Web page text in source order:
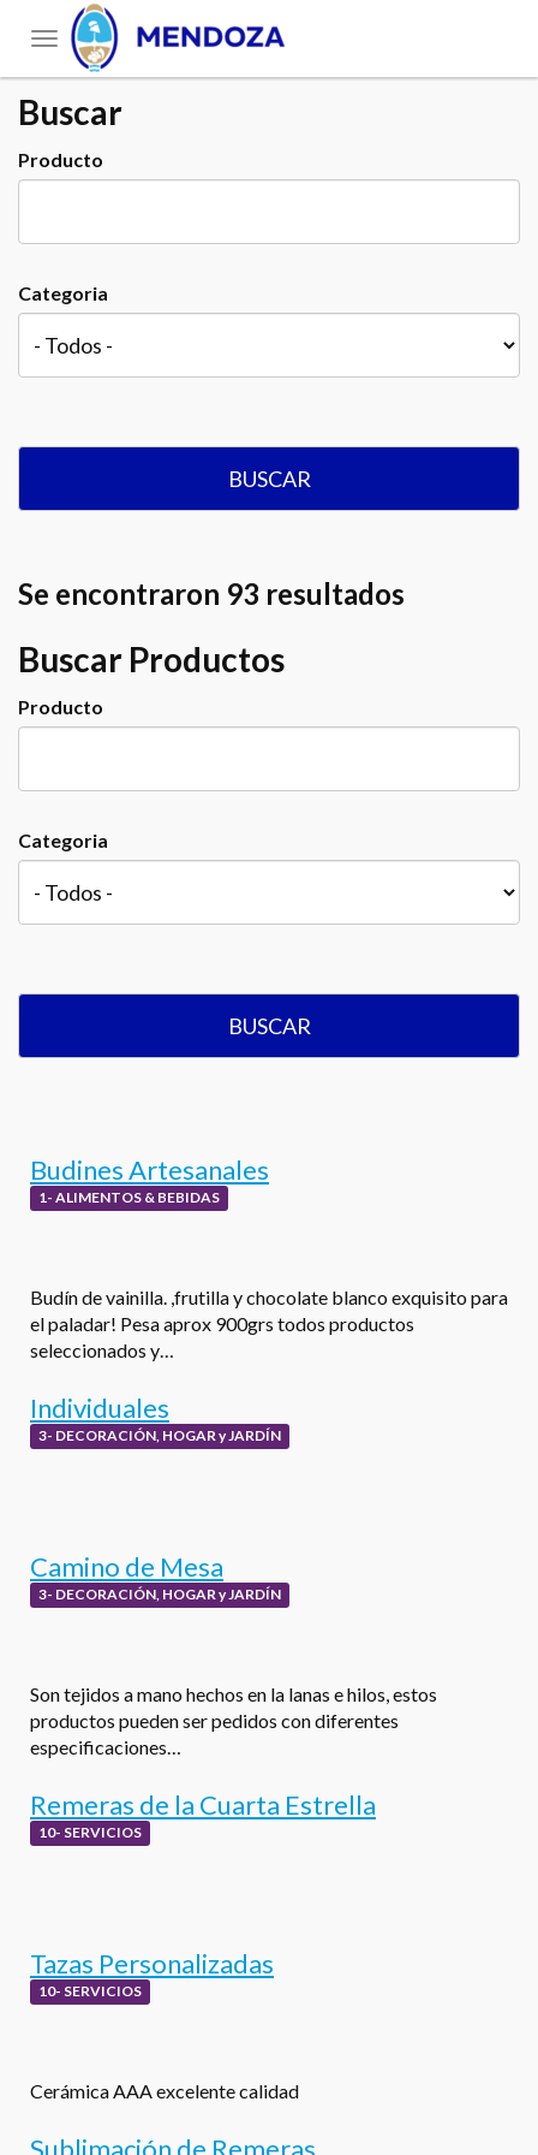
Toggle
navigation
Buscar
Producto
Categoria
BUSCAR
Se encontraron 93 resultados
Buscar Productos
Producto
Categoria
BUSCAR
Budines Artesanales
1- ALIMENTOS & BEBIDAS
Budín de vainilla. ,frutilla y chocolate blanco exquisito para
el paladar! Pesa aprox 900grs todos productos
seleccionados y…
Individuales
3- DECORACIÓN, HOGAR y JARDÍN
Camino de Mesa
3- DECORACIÓN, HOGAR y JARDÍN
Son tejidos a mano hechos en la lanas e hilos, estos
productos pueden ser pedidos con diferentes
especificaciones…
Remeras de la Cuarta Estrella
10- SERVICIOS
Tazas Personalizadas
10- SERVICIOS
Cerámica AAA excelente calidad
Sublimación de Remeras